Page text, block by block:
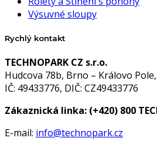
Výsuvné sloupy
Rychlý kontakt
TECHNOPARK CZ s.r.o.
Hudcova 78b, Brno – Královo
IČ: 49433776, DIČ: CZ49433776
Zákaznická linka: (+420) 800
E-mail: info@technopark.cz